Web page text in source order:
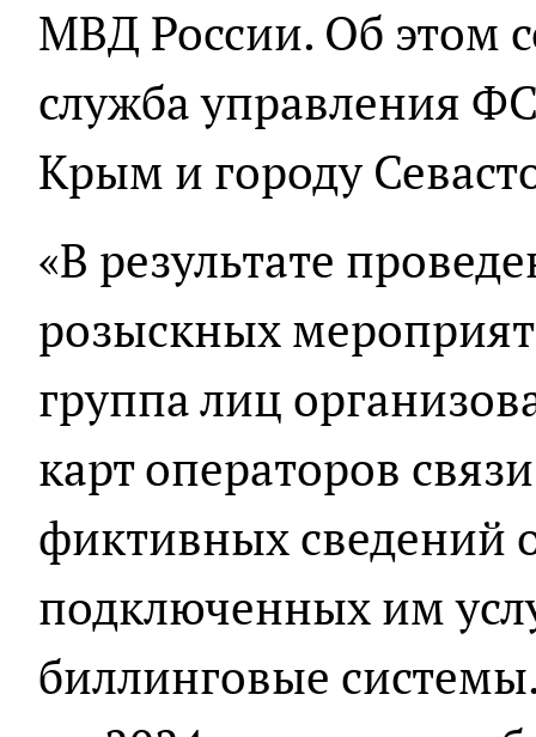
МВД России. Об этом
служба управления
Крым и городу
«В результате
розыскных
группа лиц
карт операторов
фиктивных сведений
подключенных им
биллинговые